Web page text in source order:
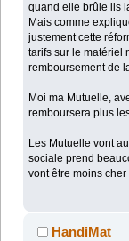
quand elle brûle ils
Mais comme
justement cette
tarifs sur le matériel
remboursement de
Moi ma Mutuelle,
remboursera plus
Les Mutuelle vont
sociale prend
vont être moins
HandiMat